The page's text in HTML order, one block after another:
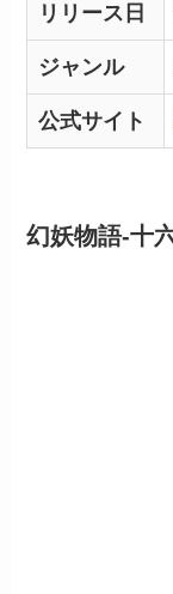
リリース日
ジャンル
公式サイト
幻妖物語-十